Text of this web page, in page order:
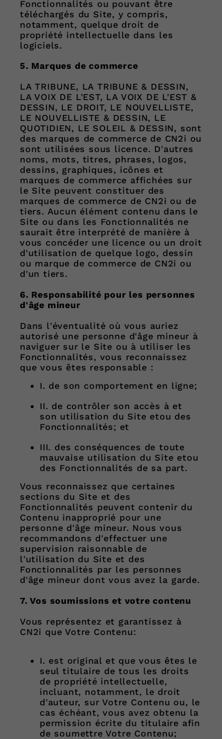
Fonctionnalités ou pouvant être
téléchargés du Site, y compris,
notamment, quelque droit de
propriété intellectuelle dans les
logiciels.
5. Marques de commerce
LA TRIBUNE, LA TRIBUNE & DESSIN,
LA VOIX DE L'EST, LA VOIX DE L'EST &
DESSIN, LE DROIT, LE NOUVELLISTE,
LE NOUVELLISTE & DESSIN, LE
QUOTIDIEN, LE SOLEIL & DESSIN, sont
des marques de commerce de CN2i ou
sont utilisées sous licence. D'autres
noms, mots, titres, phrases, logos,
dessins, graphiques, icônes et
marques de commerce affichées sur
le Site peuvent constituer des
marques de commerce de CN2i ou de
tiers. Aucun élément contenu dans le
Site ou dans les Fonctionnalités ne
saurait être interprété de manière à
vous concéder une licence ou un droit
d'utilisation de quelque logo, dessin
ou marque de commerce de CN2i ou
d'un tiers.
6. Responsabilité pour les personnes
d'âge mineur
Dans l'éventualité où vous auriez
autorisé une personne d'âge mineur à
naviguer sur le Site ou à utiliser les
Fonctionnalités, vous reconnaissez
que vous êtes responsable :
I. de son comportement en ligne;
II. de contrôler son accès à et
son utilisation du Site etou des
Fonctionnalités; et
III. des conséquences de toute
mauvaise utilisation du Site etou
des Fonctionnalités de sa part.
Vous reconnaissez que certaines
sections du Site et des
Fonctionnalités peuvent contenir du
Contenu inapproprié pour une
personne d'âge mineur. Nous vous
recommandons d'effectuer une
supervision raisonnable de
l'utilisation du Site et des
Fonctionnalités par les personnes
d'âge mineur dont vous avez la garde.
7. Vos soumissions et votre contenu
Vous représentez et garantissez à
CN2i que Votre Contenu:
I. est original et que vous êtes le
seul titulaire de tous les droits
de propriété intellectuelle,
incluant, notamment, le droit
d'auteur, sur Votre Contenu ou, le
cas échéant, vous avez obtenu la
permission écrite du titulaire afin
de soumettre Votre Contenu;